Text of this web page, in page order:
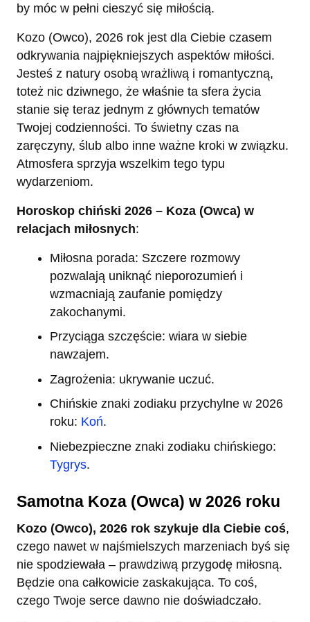
by móc w pełni cieszyć się miłością.
Kozo (Owco), 2026 rok jest dla Ciebie czasem
odkrywania najpiękniejszych aspektów miłości.
Jesteś z natury osobą wrażliwą i romantyczną,
toteż nic dziwnego, że właśnie ta sfera życia
stanie się teraz jednym z głównych tematów
Twojej codzienności. To świetny czas na
zaręczyny, ślub albo inne ważne kroki w związku.
Atmosfera sprzyja wszelkim tego typu
wydarzeniom.
Horoskop chiński 2026 – Koza (Owca) w
relacjach miłosnych:
Miłosna porada: Szczere rozmowy
pozwalają uniknąć nieporozumień i
wzmacniają zaufanie pomiędzy
zakochanymi.
Przyciąga szczęście: wiara w siebie
nawzajem.
Zagrożenia: ukrywanie uczuć.
Chińskie znaki zodiaku przychylne w 2026
roku: Koń.
Niebezpieczne znaki zodiaku chińskiego:
Tygrys.
Samotna Koza (Owca) w 2026 roku
Kozo (Owco), 2026 rok szykuje dla Ciebie coś,
czego nawet w najśmielszych marzeniach byś się
nie spodziewała – prawdziwą przygodę miłosną.
Będzie ona całkowicie zaskakująca. To coś,
czego Twoje serce dawno nie doświadczało.